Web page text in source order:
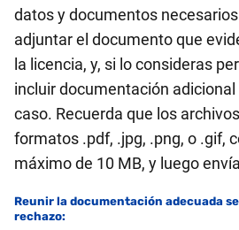
datos y documentos
adjuntar el documento que
la licencia, y, si lo consideras
incluir documentación
caso. Recuerda que los
formatos .pdf, .jpg, .png, o .gif,
máximo de 10 MB, y luego
Reunir la documentación adecuada
rechazo: